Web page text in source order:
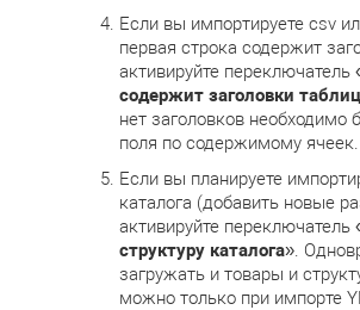
Если вы импортируете csv
первая строка содержит
активируйте переключатель
содержит заголовки
нет заголовков необходимо
поля по содержимому ячеек.
Если вы планируете
каталога (добавить новые
активируйте переключатель
структуру каталога».
загружать и товары и
можно только при импорте